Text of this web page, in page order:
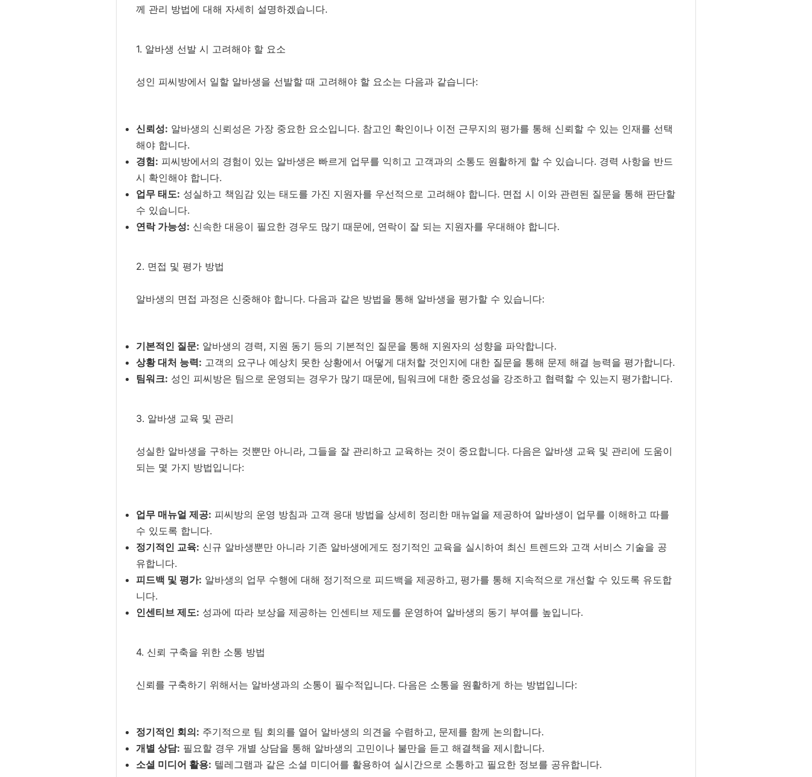
께 관리 방법에 대해 자세히 설명하겠습니다.
1. 알바생 선발 시 고려해야 할 요소
성인 피씨방에서 일할 알바생을 선발할 때 고려해야 할 요소는 다음과 같습니다:
신뢰성: 알바생의 신뢰성은 가장 중요한 요소입니다. 참고인 확인이나 이전 근무지의 평가를 통해 신뢰할 수 있는 인재를 선택
해야 합니다.
경험: 피씨방에서의 경험이 있는 알바생은 빠르게 업무를 익히고 고객과의 소통도 원활하게 할 수 있습니다. 경력 사항을 반드
시 확인해야 합니다.
업무 태도: 성실하고 책임감 있는 태도를 가진 지원자를 우선적으로 고려해야 합니다. 면접 시 이와 관련된 질문을 통해 판단할
수 있습니다.
연락 가능성: 신속한 대응이 필요한 경우도 많기 때문에, 연락이 잘 되는 지원자를 우대해야 합니다.
2. 면접 및 평가 방법
알바생의 면접 과정은 신중해야 합니다. 다음과 같은 방법을 통해 알바생을 평가할 수 있습니다:
기본적인 질문: 알바생의 경력, 지원 동기 등의 기본적인 질문을 통해 지원자의 성향을 파악합니다.
상황 대처 능력: 고객의 요구나 예상치 못한 상황에서 어떻게 대처할 것인지에 대한 질문을 통해 문제 해결 능력을 평가합니다.
팀워크: 성인 피씨방은 팀으로 운영되는 경우가 많기 때문에, 팀워크에 대한 중요성을 강조하고 협력할 수 있는지 평가합니다.
3. 알바생 교육 및 관리
성실한 알바생을 구하는 것뿐만 아니라, 그들을 잘 관리하고 교육하는 것이 중요합니다. 다음은 알바생 교육 및 관리에 도움이
되는 몇 가지 방법입니다:
업무 매뉴얼 제공: 피씨방의 운영 방침과 고객 응대 방법을 상세히 정리한 매뉴얼을 제공하여 알바생이 업무를 이해하고 따를
수 있도록 합니다.
정기적인 교육: 신규 알바생뿐만 아니라 기존 알바생에게도 정기적인 교육을 실시하여 최신 트렌드와 고객 서비스 기술을 공
유합니다.
피드백 및 평가: 알바생의 업무 수행에 대해 정기적으로 피드백을 제공하고, 평가를 통해 지속적으로 개선할 수 있도록 유도합
니다.
인센티브 제도: 성과에 따라 보상을 제공하는 인센티브 제도를 운영하여 알바생의 동기 부여를 높입니다.
4. 신뢰 구축을 위한 소통 방법
신뢰를 구축하기 위해서는 알바생과의 소통이 필수적입니다. 다음은 소통을 원활하게 하는 방법입니다:
정기적인 회의: 주기적으로 팀 회의를 열어 알바생의 의견을 수렴하고, 문제를 함께 논의합니다.
개별 상담: 필요할 경우 개별 상담을 통해 알바생의 고민이나 불만을 듣고 해결책을 제시합니다.
소셜 미디어 활용: 텔레그램과 같은 소셜 미디어를 활용하여 실시간으로 소통하고 필요한 정보를 공유합니다.